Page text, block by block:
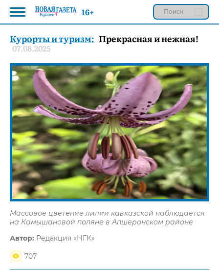
Курорты и туризм: Прекрасная и нежная!
07.08.2025
Массовое цветение лилии кавказской наблюдается
на Камышановой поляне в Апшеронском районе
Автор: Редакция «НГК»
707
16+